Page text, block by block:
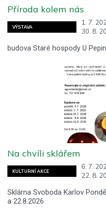
VÝSTAVA
1. 7.
30. 8.
Příroda kolem nás
budova Staré hospody U
KULTURNÍ AKCE
6. 7.
22. 8.
Na chvíli sklářem
Sklárna Svoboda Karlov
a 22.8.2026